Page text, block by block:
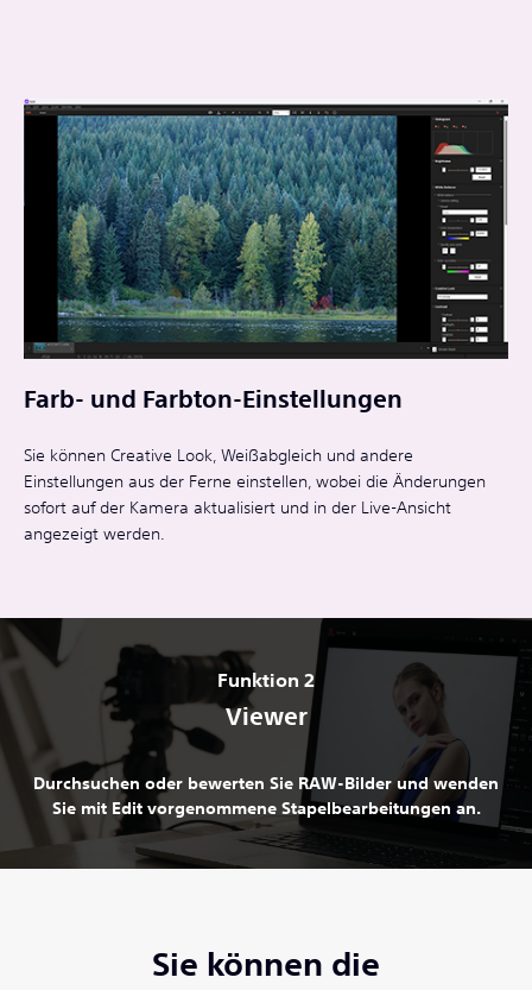
Farb- und Farbton-Einstellungen
Sie können Creative Look, Weißabgleich und andere
Einstellungen aus der Ferne einstellen, wobei die Änderungen
sofort auf der Kamera aktualisiert und in der Live-Ansicht
angezeigt werden.
Funktion 2
Viewer
Durchsuchen oder bewerten Sie RAW-Bilder und wenden
Sie mit Edit vorgenommene Stapelbearbeitungen an.
Sie können die